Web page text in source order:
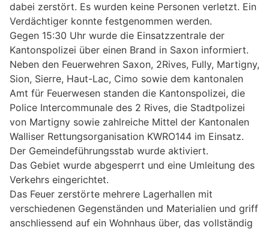
dabei zerstört. Es wurden keine Personen verletzt. Ein
Verdächtiger konnte festgenommen werden.
Gegen 15:30 Uhr wurde die Einsatzzentrale der
Kantonspolizei über einen Brand in Saxon informiert.
Neben den Feuerwehren Saxon, 2Rives, Fully, Martigny,
Sion, Sierre, Haut-Lac, Cimo sowie dem kantonalen
Amt für Feuerwesen standen die Kantonspolizei, die
Police Intercommunale des 2 Rives, die Stadtpolizei
von Martigny sowie zahlreiche Mittel der Kantonalen
Walliser Rettungsorganisation KWRO144 im Einsatz.
Der Gemeindeführungsstab wurde aktiviert.
Das Gebiet wurde abgesperrt und eine Umleitung des
Verkehrs eingerichtet.
Das Feuer zerstörte mehrere Lagerhallen mit
verschiedenen Gegenständen und Materialien und griff
anschliessend auf ein Wohnhaus über, das vollständig